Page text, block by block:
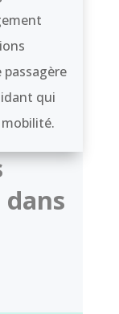
passagère
qui